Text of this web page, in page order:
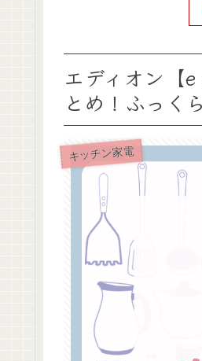
エディオン【
とめ！ふっく
キッチン家電